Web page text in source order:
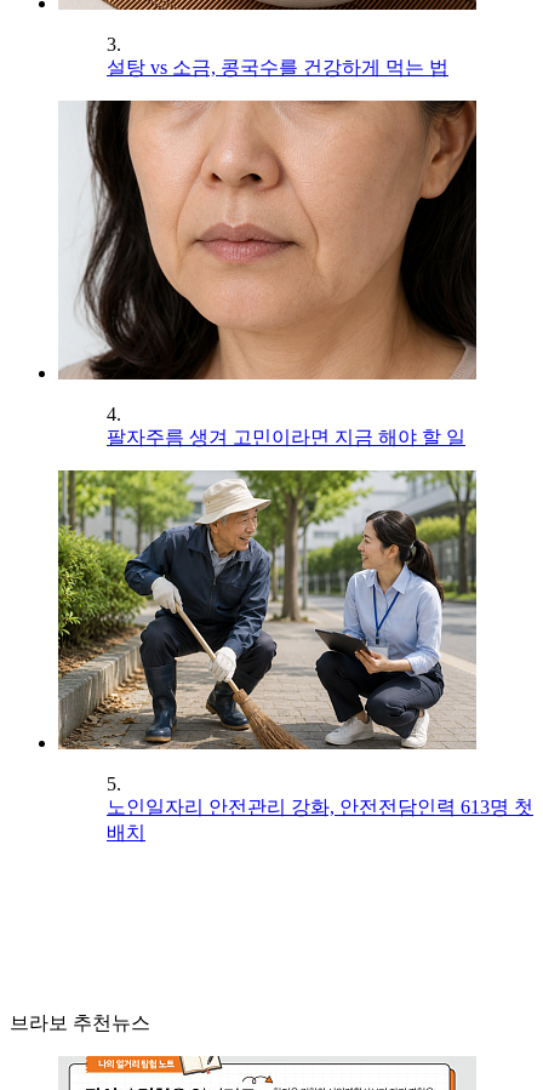
3.
설탕 vs 소금, 콩국수를 건강하게 먹는 법
4.
팔자주름 생겨 고민이라면 지금 해야 할 일
5.
노인일자리 안전관리 강화, 안전전담인력 613명 첫
배치
브라보 추천뉴스